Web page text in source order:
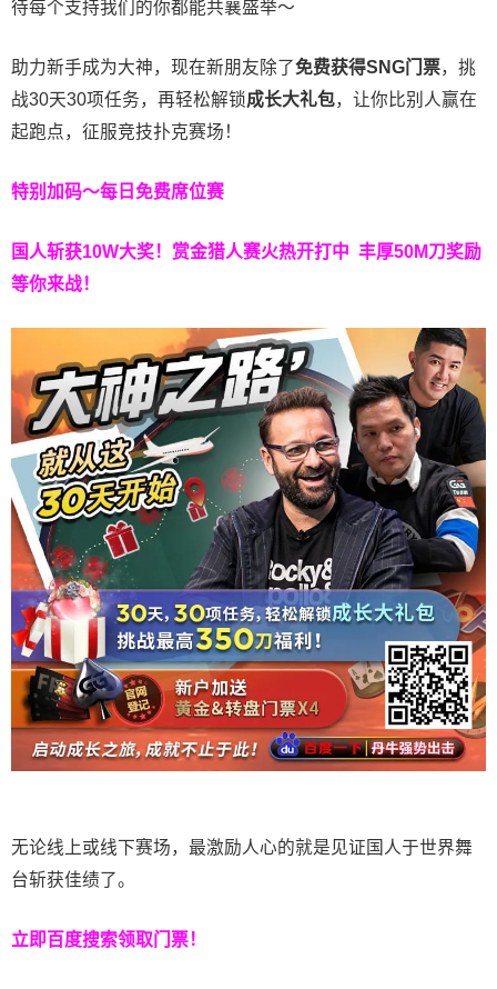
待每个支持我们的你都能共襄盛举～
助力新手成为大神，现在新朋友除了免费获得SNG门票，挑
战30天30项任务，再轻松解锁成长大礼包，让你比别人赢在
起跑点，征服竞技扑克赛场！
特别加码～每日免费席位赛
国人斩获10W大奖！ 赏金猎人赛火热开打中 丰厚50M刀奖励
等你来战！
无论线上或线下赛场，最激励人心的就是见证国人于世界舞
台斩获佳绩了。
立即百度搜索领取门票！